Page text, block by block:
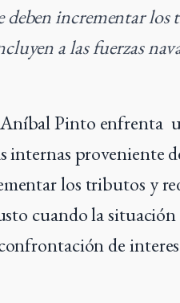
deben incrementar
a las fuerzas
Pinto enfrenta
internas proveniente
los tributos y
cuando la
de